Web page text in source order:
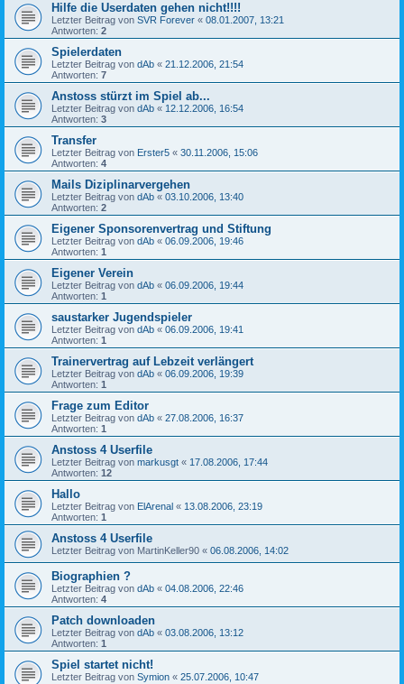
Hilfe die Userdaten gehen nicht!!!!
Letzter Beitrag von SVR Forever « 08.01.2007, 13:21
Antworten: 2
Spielerdaten
Letzter Beitrag von dAb « 21.12.2006, 21:54
Antworten: 7
Anstoss stürzt im Spiel ab...
Letzter Beitrag von dAb « 12.12.2006, 16:54
Antworten: 3
Transfer
Letzter Beitrag von Erster5 « 30.11.2006, 15:06
Antworten: 4
Mails Diziplinarvergehen
Letzter Beitrag von dAb « 03.10.2006, 13:40
Antworten: 2
Eigener Sponsorenvertrag und Stiftung
Letzter Beitrag von dAb « 06.09.2006, 19:46
Antworten: 1
Eigener Verein
Letzter Beitrag von dAb « 06.09.2006, 19:44
Antworten: 1
saustarker Jugendspieler
Letzter Beitrag von dAb « 06.09.2006, 19:41
Antworten: 1
Trainervertrag auf Lebzeit verlängert
Letzter Beitrag von dAb « 06.09.2006, 19:39
Antworten: 1
Frage zum Editor
Letzter Beitrag von dAb « 27.08.2006, 16:37
Antworten: 1
Anstoss 4 Userfile
Letzter Beitrag von markusgt « 17.08.2006, 17:44
Antworten: 12
Hallo
Letzter Beitrag von ElArenal « 13.08.2006, 23:19
Antworten: 1
Anstoss 4 Userfile
Letzter Beitrag von MartinKeller90 « 06.08.2006, 14:02
Biographien ?
Letzter Beitrag von dAb « 04.08.2006, 22:46
Antworten: 4
Patch downloaden
Letzter Beitrag von dAb « 03.08.2006, 13:12
Antworten: 1
Spiel startet nicht!
Letzter Beitrag von Symion « 25.07.2006, 10:47